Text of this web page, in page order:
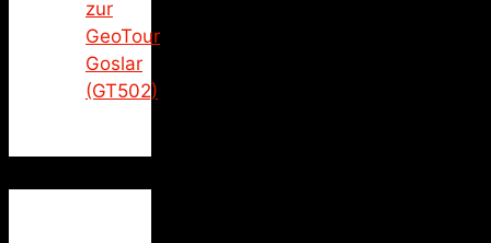
zur
GeoTour
Goslar
(GT502)